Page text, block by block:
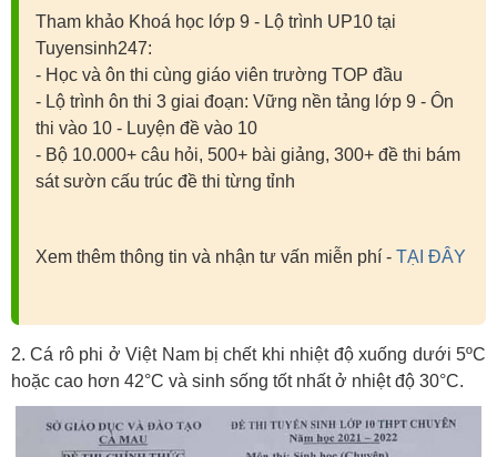
Tham khảo Khoá học lớp 9 - Lộ trình UP10 tại
Tuyensinh247:
- Học và ôn thi cùng giáo viên trường TOP đầu
- Lộ trình ôn thi 3 giai đoạn: Vững nền tảng lớp 9 - Ôn
thi vào 10 - Luyện đề vào 10
- Bộ 10.000+ câu hỏi, 500+ bài giảng, 300+ đề thi bám
sát sườn cấu trúc đề thi từng tỉnh
Xem thêm thông tin và nhận tư vấn miễn phí - TẠI ĐÂY
2. Cá rô phi ở Việt Nam bị chết khi nhiệt độ xuống dưới 5ºC
hoặc cao hơn 42°C và sinh sống tốt nhất ở nhiệt độ 30°C.